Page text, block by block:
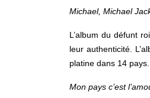
Michael, Michael
L’album du défunt
leur authenticité.
platine dans 14 pays.
Mon pays c’est